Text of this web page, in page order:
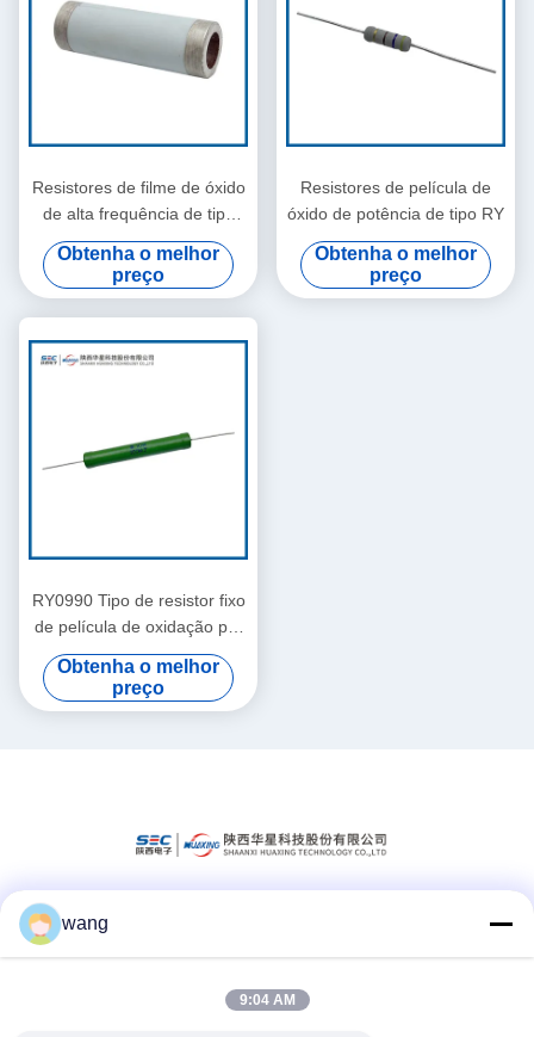
Resistores de filme de óxido
de alta frequência de tipo
RY31B
Obtenha o melhor
preço
Resistores de película de
óxido de potência de tipo RY
Obtenha o melhor
preço
RY0990 Tipo de resistor fixo
de película de oxidação por
pulso
Obtenha o melhor
preço
wang
9:04 AM